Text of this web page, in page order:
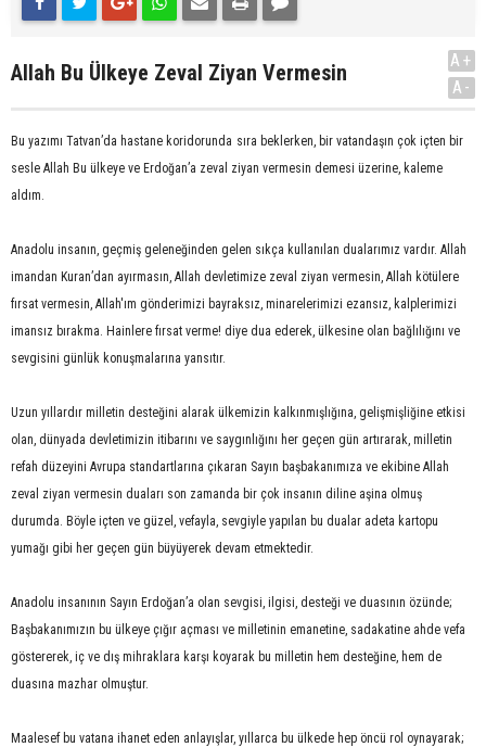
Allah Bu Ülkeye Zeval Ziyan Vermesin
A+
A-
Bu yazımı Tatvan’da hastane koridorunda sıra beklerken, bir vatandaşın çok içten bir
sesle Allah Bu ülkeye ve Erdoğan’a zeval ziyan vermesin demesi üzerine, kaleme
aldım.
Anadolu insanın, geçmiş geleneğinden gelen sıkça kullanılan dualarımız vardır. Allah
imandan Kuran’dan ayırmasın, Allah devletimize zeval ziyan vermesin, Allah kötülere
fırsat vermesin, Allah'ım gönderimizi bayraksız, minarelerimizi ezansız, kalplerimizi
imansız bırakma. Hainlere fırsat verme! diye dua ederek, ülkesine olan bağlılığını ve
sevgisini günlük konuşmalarına yansıtır.
Uzun yıllardır milletin desteğini alarak ülkemizin kalkınmışlığına, gelişmişliğine etkisi
olan, dünyada devletimizin itibarını ve saygınlığını her geçen gün artırarak, milletin
refah düzeyini Avrupa standartlarına çıkaran Sayın başbakanımıza ve ekibine Allah
zeval ziyan vermesin duaları son zamanda bir çok insanın diline aşina olmuş
durumda. Böyle içten ve güzel, vefayla, sevgiyle yapılan bu dualar adeta kartopu
yumağı gibi her geçen gün büyüyerek devam etmektedir.
Anadolu insanının Sayın Erdoğan’a olan sevgisi, ilgisi, desteği ve duasının özünde;
Başbakanımızın bu ülkeye çığır açması ve milletinin emanetine, sadakatine ahde vefa
göstererek, iç ve dış mihraklara karşı koyarak bu milletin hem desteğine, hem de
duasına mazhar olmuştur.
Maalesef bu vatana ihanet eden anlayışlar, yıllarca bu ülkede hep öncü rol oynayarak;